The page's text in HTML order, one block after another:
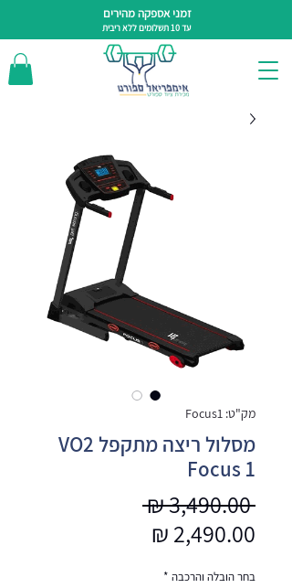
זמני אספקה מהירים
עד 10 תשלומים ללא ריבית
מק"ט: Focus1
מסלול ריצה מתקפל VO2
Focus 1
‏3,490.00 ‏₪
מחיר
בחר הובלה והרכבה *